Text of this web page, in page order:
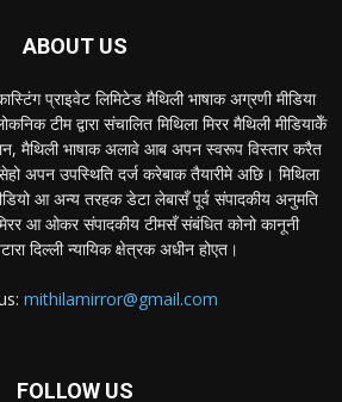
ABOUT US
प्राइवेट लिमिटेड मैथिली भाषाक अग्रणी मीडिया
टीम द्वारा संचालित मिथिला मिरर मैथिली मीडियाकेँ
मैथिली भाषाक अलावे आब अपन स्वरूप विस्तार करैत
अपन उपस्थिति दर्ज करेबाक तैयारीमे अछि। मिथिला
आ अन्य तरहक डेटा लेबासँ पूर्व संपादकीय अनुमति
आ ओकर संपादकीय टीमसँ संबंधित कोनो कानूनी
दिल्ली न्यायिक क्षेत्रक अधीन होएत।
mithilamirror@gmail.com
FOLLOW US